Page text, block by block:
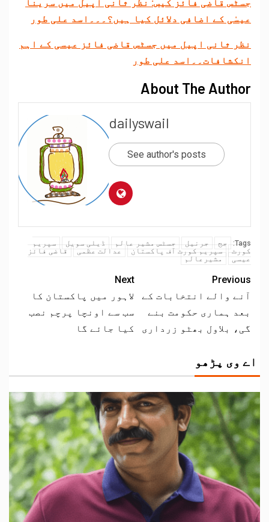
جسٹس قاضی فائز کیس: نظر ثانی اپیل میں سرینا
عیسٰی کے اضافی دلائل کیا ہیں؟۔۔۔اسد علی طور
نظر ثانی اپیل میں جسٹس قاضی فائز عیسی کے اہم
انکشافات۔۔اسد علی طور
About The Author
dailyswail
See author's posts
Tags: جج جرنیل جسٹس مشیر عالم ڈیلی سویل
سپریم
کورٹ
سپریم کورٹ آف پاکستان عدالت عظمی
قاضی فائز
عیسی
مشیرعالم
Previous
آنے والے انتخابات کے
بعد ہماری حکومت بنے
گی، بلاول بھٹو زرداری
Next
لاہور میں پاکستان کا
سب سے اونچا پرچم نصب
کیا جائے گا
اے وی پڑھو